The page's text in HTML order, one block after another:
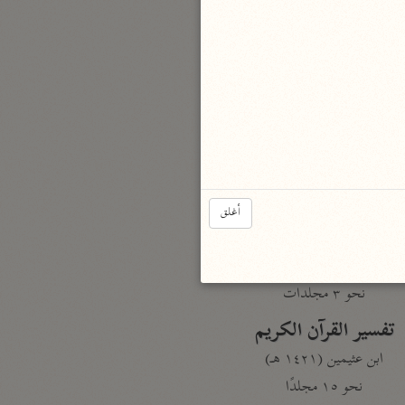
نحو ٣ مجلدات
تفسير القرآن الكريم
ابن عثيمين (١٤٢١ هـ)
نحو ١٥ مجلدًا
أغلق